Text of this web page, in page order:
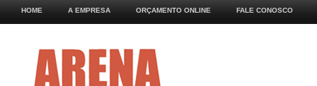
HOME A EMPRESA ORÇAMENTO ONLINE FALE CONOSCO